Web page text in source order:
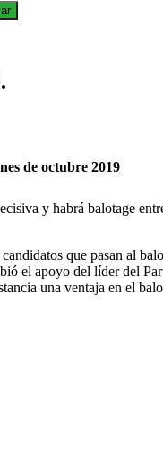
de octubre 2019
y habrá balotage
que pasan al
el apoyo del líder del
una ventaja en el